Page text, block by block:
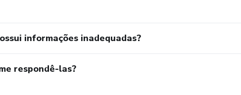
informações inadequadas?
respondê-las?